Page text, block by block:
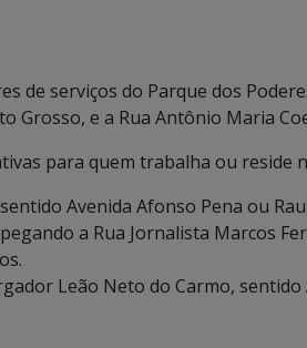
de serviços do Parque dos
Grosso, e a Rua Antônio Maria
para quem trabalha ou reside
Avenida Afonso Pena ou
a Rua Jornalista Marcos
Leão Neto do Carmo, sentido